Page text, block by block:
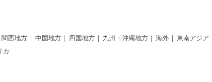
関西地方 中国地方 四国地方 九州・沖縄地方 海外 東南アジア
カ